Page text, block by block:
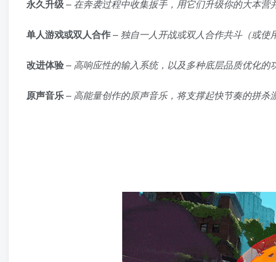
永久升级– 在奔袭过程中收集扳手，用它们升级你的大本营
单人游戏或双人合作– 独自一人开战或双人合作共斗（或使
改进体验– 高响应性的输入系统，以及多种底层品质优化的
原声音乐– 高能量创作的原声音乐，将支撑起快节奏的拼杀